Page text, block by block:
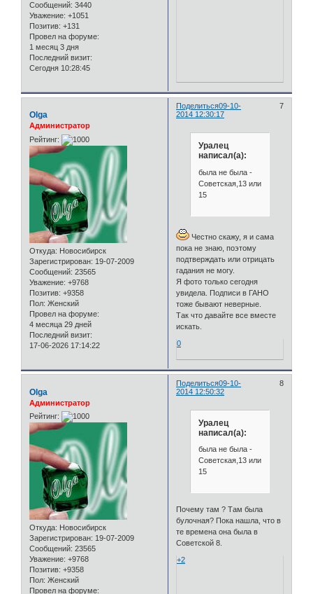
Сообщений: 3440
Уважение: +1051
Позитив: +131
Провел на форуме:
1 месяц 3 дня
Последний визит:
Сегодня 10:28:45
Поделиться 7
09-10-
2014 12:30:17
Olga
Администратор
Рейтинг:
Откуда: Новосибирск
Зарегистрирован: 19-07-2009
Сообщений: 23565
Уважение: +9768
Позитив: +9358
Пол: Женский
Провел на форуме:
4 месяца 29 дней
Последний визит:
17-06-2026 17:14:22
Уралец
написал(а):
была не была -
Советская,13 или
15
Честно скажу, я и сама
пока не знаю, поэтому
подтверждать или отрицать
гадания не могу.
Я фото только сегодня
увидела. Подписи в ГАНО
тоже бывают неверные.
Так что давайте все вместе
искать.
0
Поделиться 8
09-10-
2014 12:50:32
Olga
Администратор
Рейтинг:
Откуда: Новосибирск
Зарегистрирован: 19-07-2009
Сообщений: 23565
Уважение: +9768
Позитив: +9358
Пол: Женский
Провел на форуме:
Уралец
написал(а):
была не была -
Советская,13 или
15
Почему там ? Там была
булочная? Пока нашла, что в
те времена она была в
Советской 8.
+2